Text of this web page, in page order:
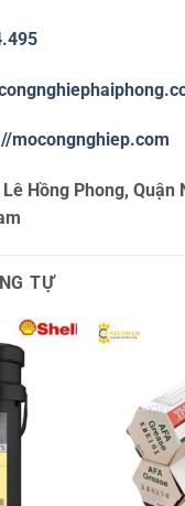
mocongnghiep.com
Hồng Phong, Quận
TỰ